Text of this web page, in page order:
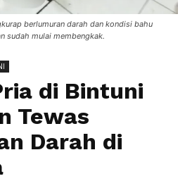
berlumuran darah dan kondisi bahu
sudah mulai membengkak.
di Bintuni
Tewas
Darah di